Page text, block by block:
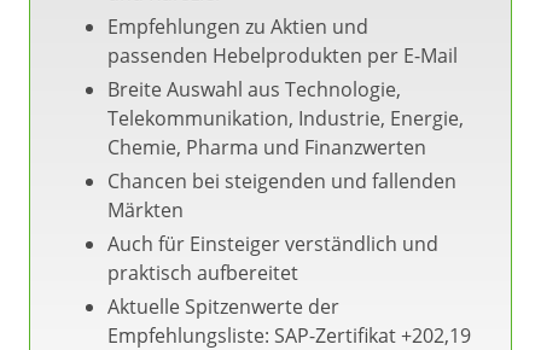
Empfehlungen zu Aktien und
passenden Hebelprodukten per E-Mail
Breite Auswahl aus Technologie,
Telekommunikation, Industrie, Energie,
Chemie, Pharma und Finanzwerten
Chancen bei steigenden und fallenden
Märkten
Auch für Einsteiger verständlich und
praktisch aufbereitet
Aktuelle Spitzenwerte der
Empfehlungsliste: SAP-Zertifikat +202,19